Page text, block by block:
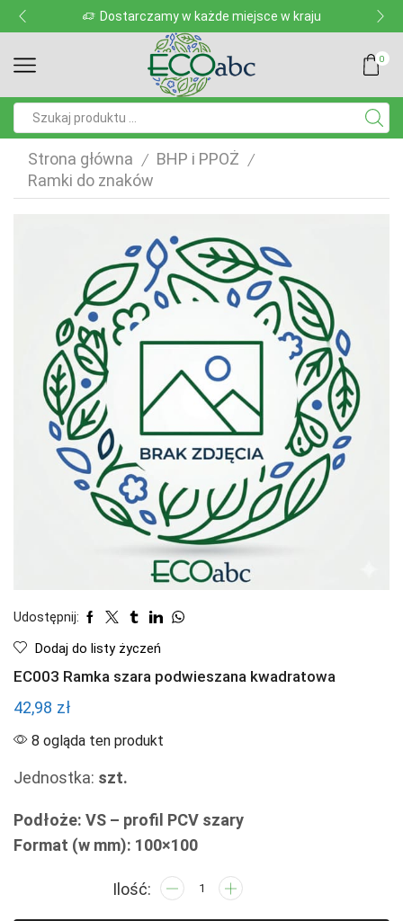
Dostarczamy w każde miejsce w kraju
0
Strona główna / BHP i PPOŻ /
Ramki do znaków
Udostępnij:
Dodaj do listy życzeń
EC003 Ramka szara podwieszana kwadratowa
42,98 zł
8 ogląda ten produkt
Jednostka: szt.
Podłoże: VS – profil PCV szary
Format (w mm): 100×100
ilość